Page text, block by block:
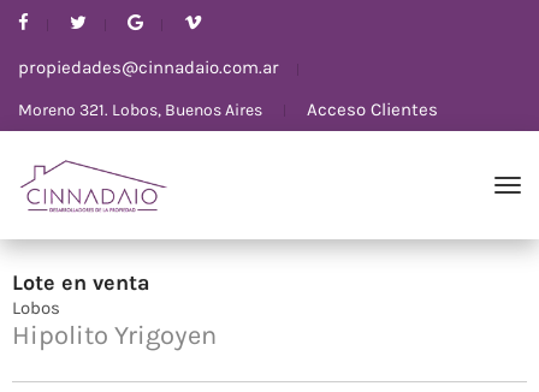
propiedades@cinnadaio.com.ar
Moreno 321. Lobos, Buenos Aires Acceso Clientes
Lote en venta
Lobos
Hipolito Yrigoyen